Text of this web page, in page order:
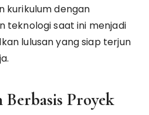
kurikulum dengan
teknologi saat ini menjadi
lulusan yang siap terjun
Berbasis Proyek